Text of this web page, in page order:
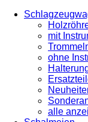
mit
ohne
alle